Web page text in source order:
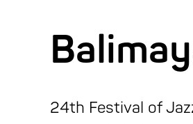
24th Festival of